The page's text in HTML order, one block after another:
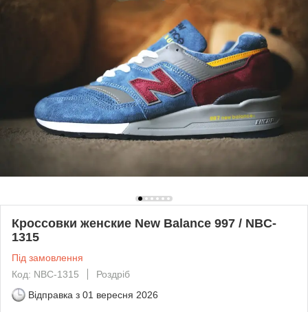
Кроссовки женские New Balance 997 / NBC-
1315
Під замовлення
Код: NBC-1315
Роздріб
Відправка з 01 вересня 2026